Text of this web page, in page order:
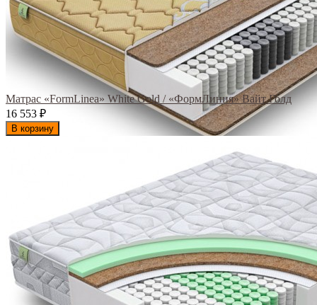
Матрас «FormLinea» White Gold / «ФормЛиния» Вайт Голд
16 553 ₽
В корзину